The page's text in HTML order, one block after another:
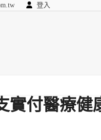
登入
實付醫療健